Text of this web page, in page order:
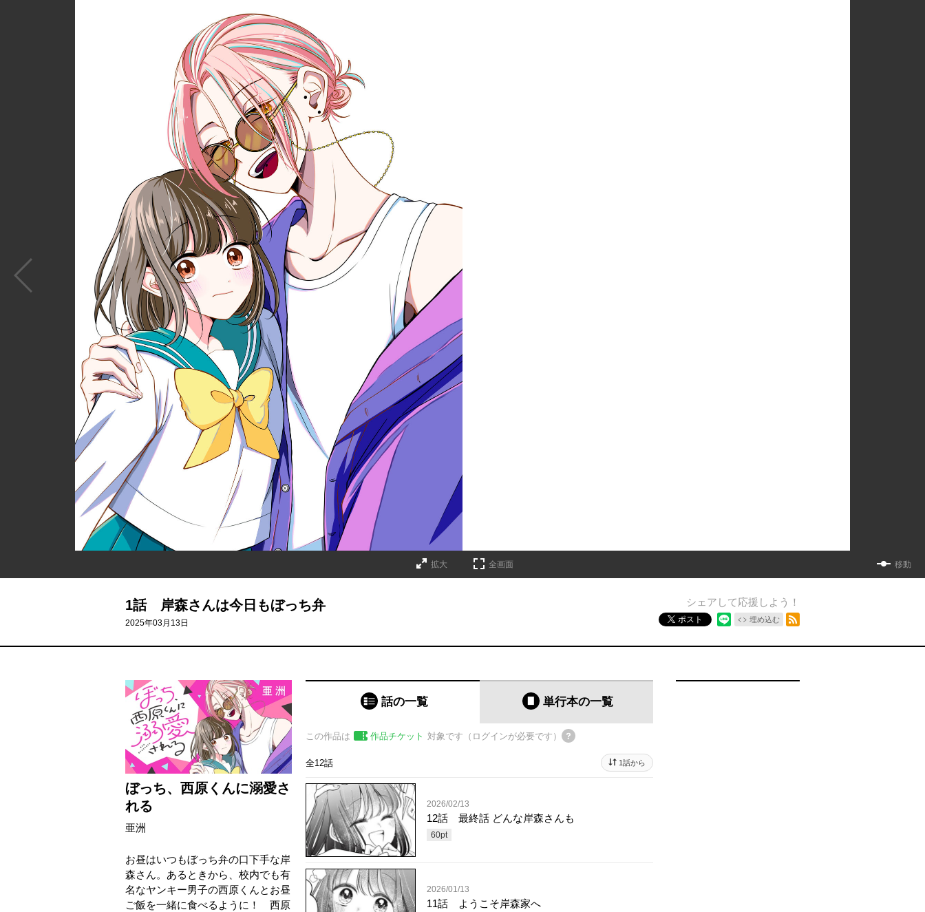
拡大 全画面 移動
1話 岸森さんは今日もぼっち弁
2025年03月13日
シェアして応援しよう！
ポスト 埋め込む
ぼっち、西原くんに溺愛さ
れる
亜洲
お昼はいつもぼっち弁の口下手な岸
森さん。あるときから、校内でも有
名なヤンキー男子の西原くんとお昼
ご飯を一緒に食べるように！ 西原
話の一覧 単行本の一覧
この作品は 作品チケット 対象です（ログインが必要です）
全12話 1話から
2026/02/13
12話 最終話 どんな岸森さんも
60pt
2026/01/13
11話 ようこそ岸森家へ